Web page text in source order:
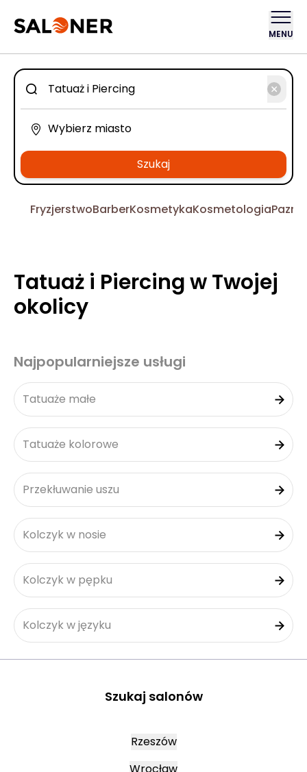
MENU
Szukaj
FryzjerstwoBarberKosmetykaKosmetologia
Tatuaż i Piercing w Twojej
okolicy
Najpopularniejsze usługi
Tatuaże małe
Tatuaże kolorowe
Przekłuwanie uszu
Kolczyk w nosie
Kolczyk w pępku
Kolczyk w języku
Szukaj salonów
Rzeszów